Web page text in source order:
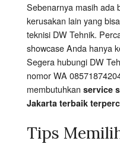
Sebenarnya masih ada
kerusakan lain yang
teknisi DW Tehnik.
showcase Anda hanya
Segera hubungi DW
nomor WA
membutuhkan service
Jakarta terbaik
Tips